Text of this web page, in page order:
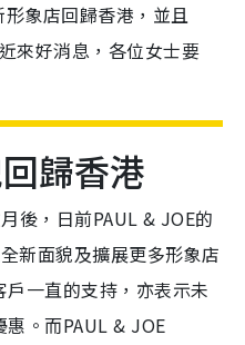
象店回歸香港，並且
來好消息，各位女士要
歸香港
後，日前PAUL & JOE的
新面貌及擴展更多形象店
一直的支持，亦表示未
。而PAUL & JOE